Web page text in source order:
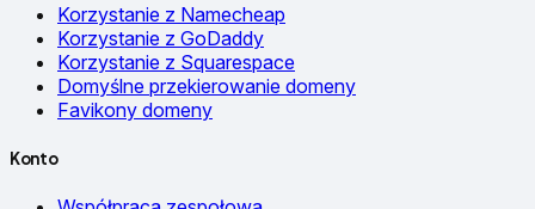
Korzystanie z Namecheap
Korzystanie z GoDaddy
Korzystanie z Squarespace
Domyślne przekierowanie domeny
Favikony domeny
Konto